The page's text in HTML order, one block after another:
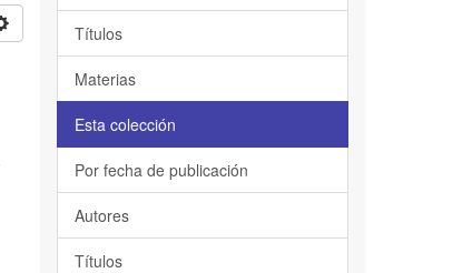
Títulos
Materias
Esta colección
Por fecha de publicación
Autores
Títulos